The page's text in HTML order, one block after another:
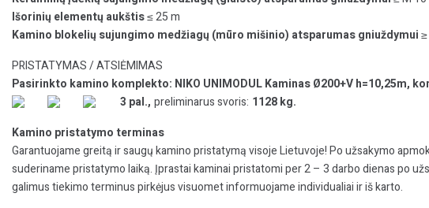
Išorinių elementų aukštis≤ 25 m
Kamino blokelių sujungimo medžiagų (mūro mišinio) atsparumas gniuždymui
PRISTATYMAS / ATSIĖMIMAS
Pasirinkto kamino komplekto: NIKO UNIMODUL Kaminas Ø200+V h=10,25m,
3 pal., preliminarus svoris: 1128 kg.
Kamino pristatymo terminas
Garantuojame greitą ir saugų kamino pristatymą visoje Lietuvoje! Po užsakymo
suderiname pristatymo laiką. Įprastai kaminai pristatomi per 2 – 3 darbo dienas po
galimus tiekimo terminus pirkėjus visuomet informuojame individualiai ir iš karto.